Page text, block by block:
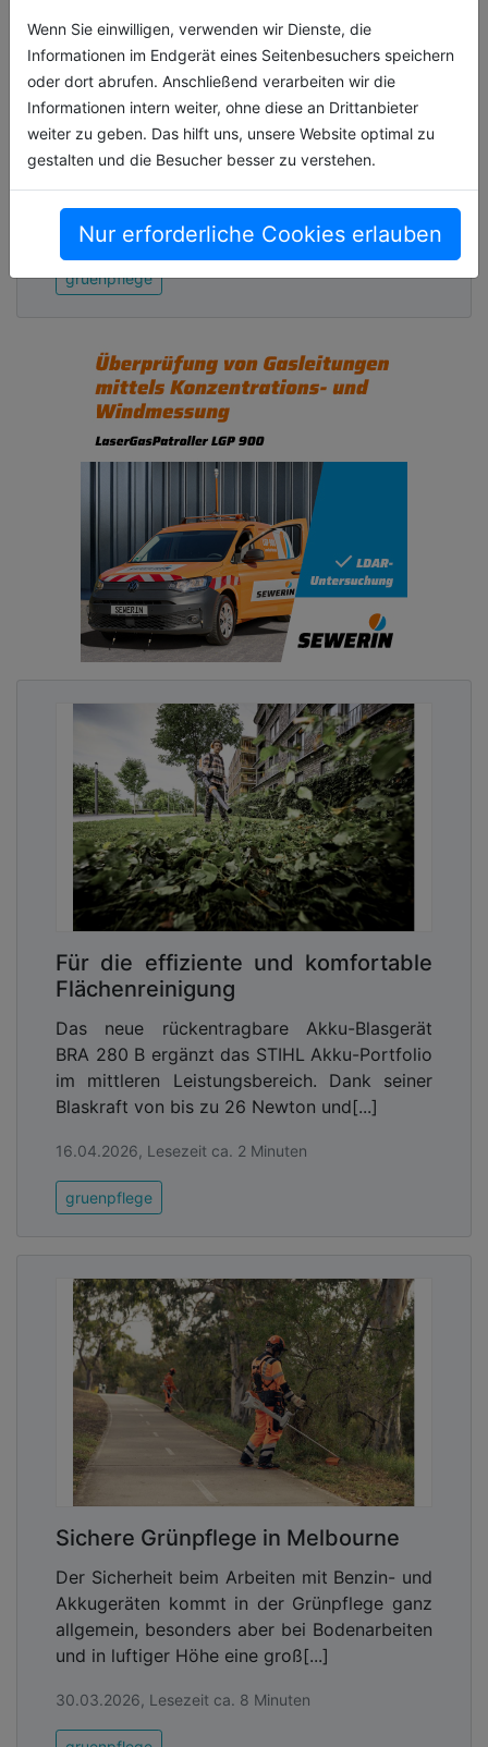
Wenn Sie einwilligen, verwenden wir Dienste, die
Informationen im Endgerät eines Seitenbesuchers speichern
oder dort abrufen. Anschließend verarbeiten wir die
Informationen intern weiter, ohne diese an Drittanbieter
weiter zu geben. Das hilft uns, unsere Website optimal zu
gestalten und die Besucher besser zu verstehen.
Nur erforderliche Cookies erlauben
Marken- und
technologieübergreifende
Erfassung von Maschinenlaufzeiten
Der STIHL Smart Connector ist ein zentrales
Element des digitalen Flottenmanagement-
Systems STIHL connected. Der Sensor mit
einem Durchmesser von knapp fünf Zen[...]
24.04.2026, Lesezeit ca. 3 Minuten
gruenpflege
Für die effiziente und komfortable
Flächenreinigung
Das neue rückentragbare Akku-Blasgerät
BRA 280 B ergänzt das STIHL Akku-Portfolio
im mittleren Leistungsbereich. Dank seiner
Blaskraft von bis zu 26 Newton und[...]
16.04.2026, Lesezeit ca. 2 Minuten
gruenpflege
Sichere Grünpflege in Melbourne
Der Sicherheit beim Arbeiten mit Benzin- und
Akkugeräten kommt in der Grünpflege ganz
allgemein, besonders aber bei Bodenarbeiten
und in luftiger Höhe eine groß[...]
30.03.2026, Lesezeit ca. 8 Minuten